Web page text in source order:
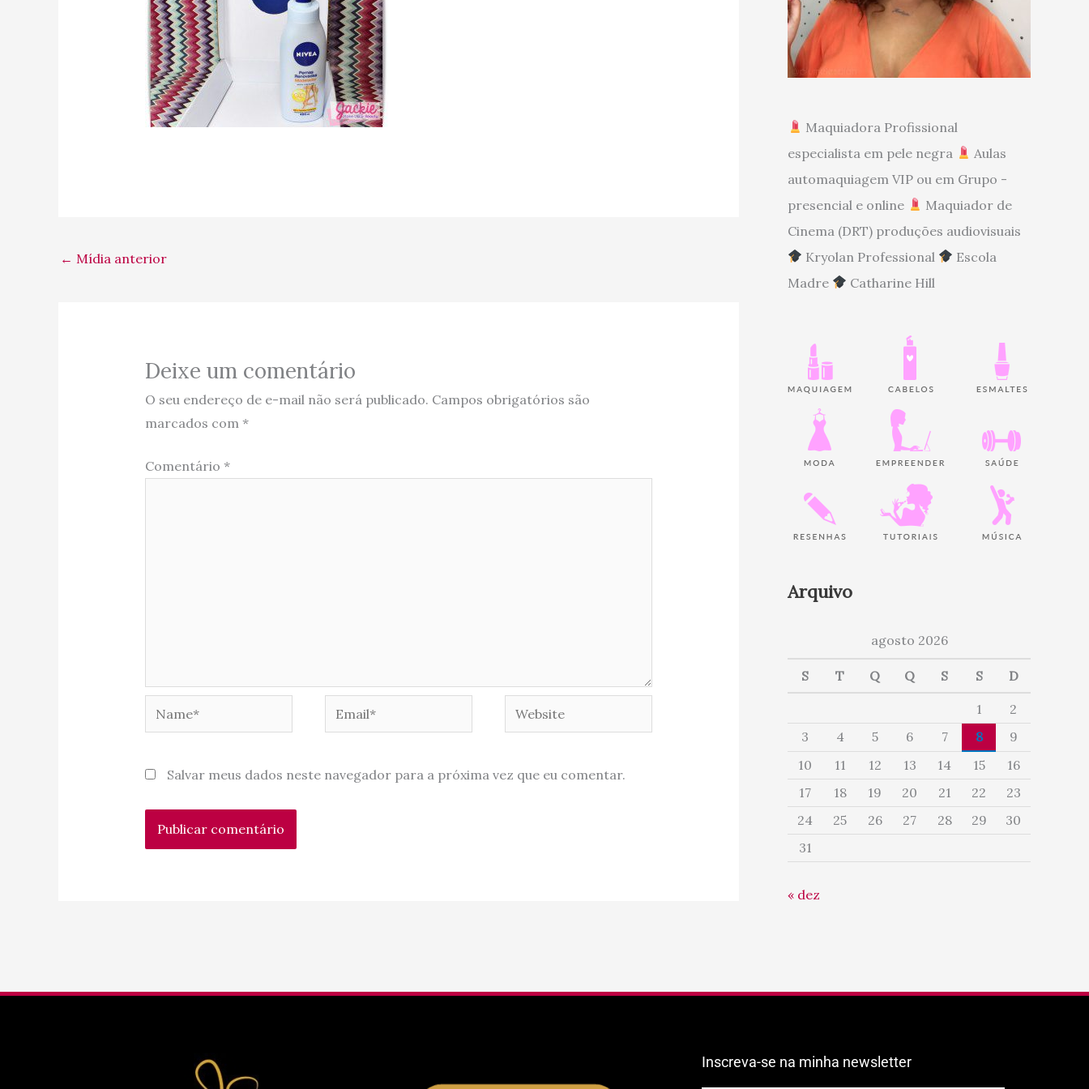
← Mídia anterior
Deixe um comentário
O seu endereço de e-mail não será publicado. Campos obrigatórios são
marcados com *
Comentário *
Website
Salvar meus dados neste navegador para a próxima vez que eu comentar.
Maquiadora Profissional
especialista em pele negra
Aulas
automaquiagem VIP ou em Grupo -
presencial e online
Maquiador de
Cinema (DRT) produções audiovisuais
Kryolan Professional
Escola
Madre
Catharine Hill
Arquivo
agosto 2026
S T Q Q S S D
1
2
3
4 5 6 7 8
9
10
11 12 13 14 15
16
17
18 19 20 21 22
23
24
25 26 27 28 29
30
31
« dez
Inscreva-se na minha newsletter